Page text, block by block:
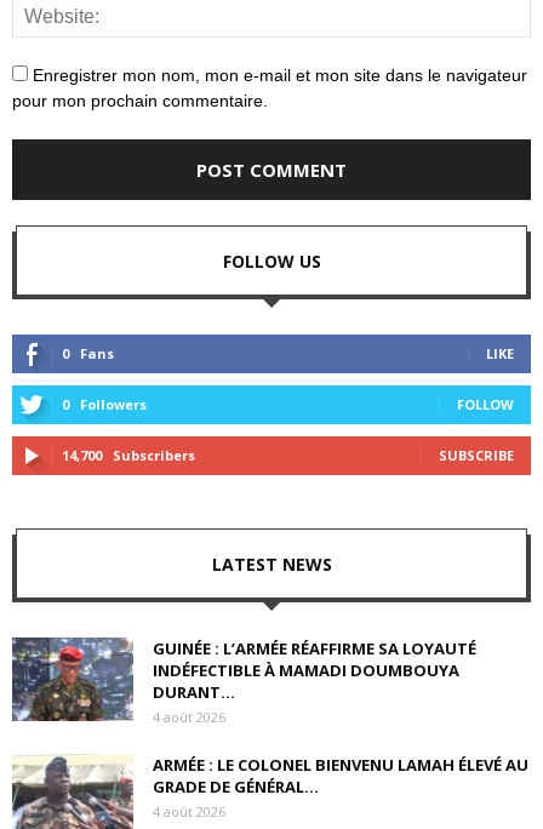
Enregistrer mon nom, mon e-mail et mon site dans le navigateur
pour mon prochain commentaire.
FOLLOW US
0 Fans LIKE
0 Followers FOLLOW
14,700 Subscribers SUBSCRIBE
LATEST NEWS
GUINÉE : L’ARMÉE RÉAFFIRME SA LOYAUTÉ
INDÉFECTIBLE À MAMADI DOUMBOUYA
DURANT...
4 août 2026
ARMÉE : LE COLONEL BIENVENU LAMAH ÉLEVÉ AU
GRADE DE GÉNÉRAL...
4 août 2026